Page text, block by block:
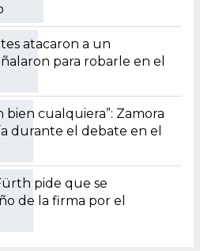
atacaron a un
para robarle en el
bien cualquiera”: Zamora
durante el debate en el
pide que se
de la firma por el